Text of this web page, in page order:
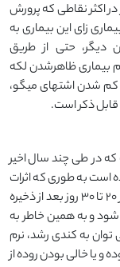
اکثر نقاطی که پرورش
زای این بیماری به
دیگر، حتی از طریق
بیماری ظاهرشدن لکه
کم شدن اشتهای میگو،
ذکر است.
که در طی چند سال اخیر
است به طوری که اثرات
آن کمتر از بیماری لکه سفید میگو نیست. بیماری در 20 تا 30 روز بعد از ذخیره
و به همین خاطر به
به کندی رشد، نرم
یا خالی بودن روده از